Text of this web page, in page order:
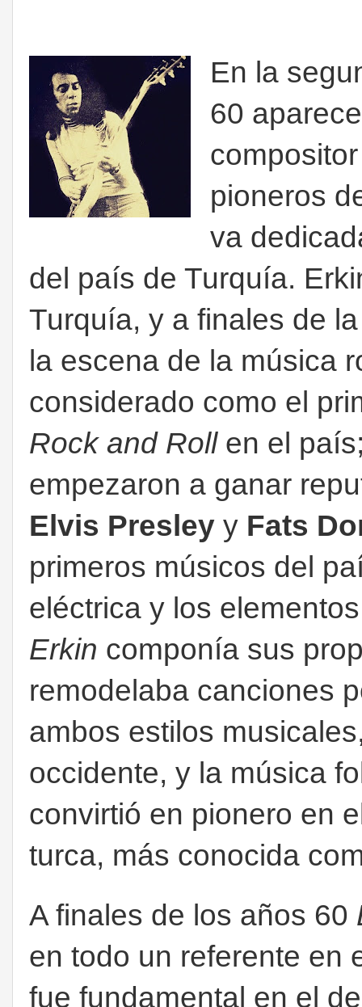
En la
60
pioneros
va
del país de Turquía.
Turquía, y a finales de
la escena de la música
considerado como el
Rock and Rollen el
empezaron a ganar
Elvis Presley y Fats
primeros músicos del
eléctrica y los
Erkin componía sus
remodelaba canciones
ambos estilos
occidente, y la música
convirtió en pionero en
turca, más conocida
A finales de los años 60
en todo un referente en
fue fundamental en el